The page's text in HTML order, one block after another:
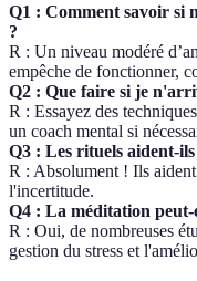
Q1 : Comment savoir si
?
R : Un niveau modéré
empêche de fonctionner,
Q2 : Que faire si je
R : Essayez des
un coach mental si
Q3 : Les rituels aident-
R : Absolument ! Ils
l'incertitude.
Q4 : La méditation peut-
R : Oui, de nombreuses
gestion du stress et